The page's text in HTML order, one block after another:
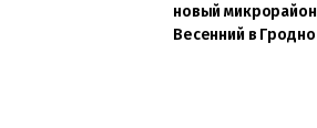
новый микрорайон
Весенний в Гродно